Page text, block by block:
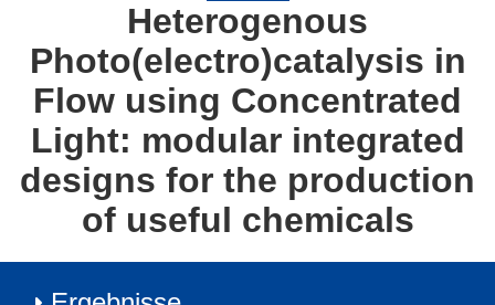
Heterogenous
Photo(electro)catalysis in
Flow using Concentrated
Light: modular integrated
designs for the production
of useful chemicals